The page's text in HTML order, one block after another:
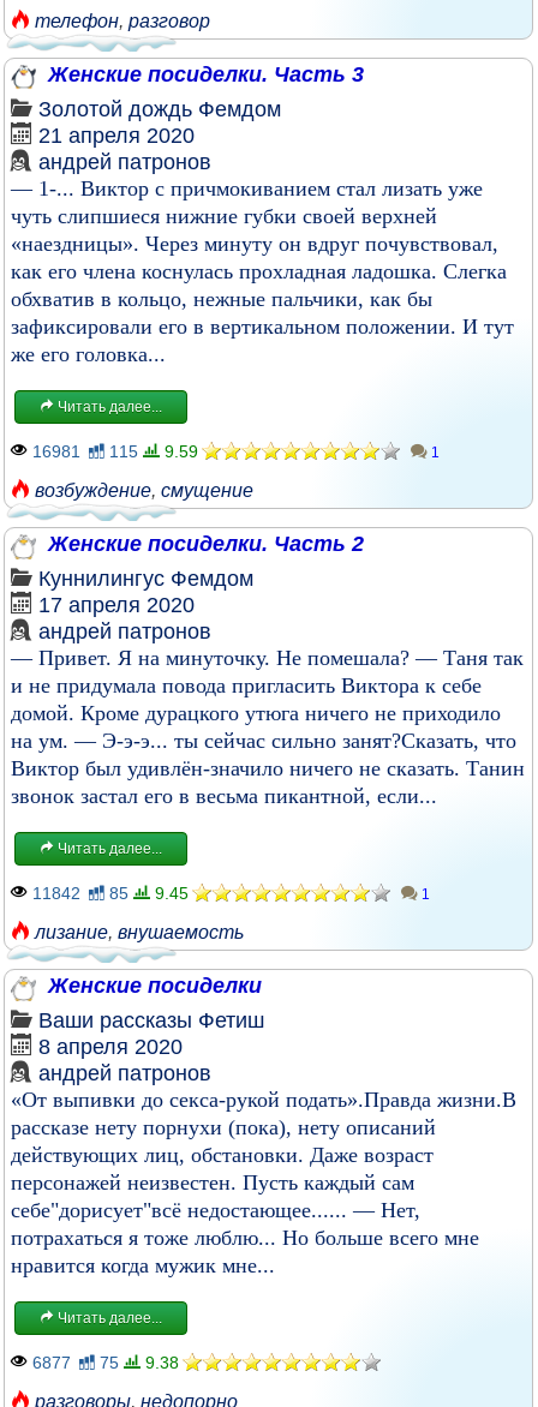
телефон, разговор
Женские посиделки. Часть 3
Золотой дождь Фемдом
21 апреля 2020
андрей патронов
— 1-... Виктор с причмокиванием стал лизать уже
чуть слипшиеся нижние губки своей верхней
«наездницы». Через минуту он вдруг почувствовал,
как его члена коснулась прохладная ладошка. Слегка
обхватив в кольцо, нежные пальчики, как бы
зафиксировали его в вертикальном положении. И тут
же его головка...
Читать далее...
16981 115 9.59 1
возбуждение, смущение
Женские посиделки. Часть 2
Куннилингус Фемдом
17 апреля 2020
андрей патронов
— Привет. Я на минуточку. Не помешала? — Таня так
и не придумала повода пригласить Виктора к себе
домой. Кроме дурацкого утюга ничего не приходило
на ум. — Э-э-э... ты сейчас сильно занят?Сказать, что
Виктор был удивлён-значило ничего не сказать. Танин
звонок застал его в весьма пикантной, если...
Читать далее...
11842 85 9.45 1
лизание, внушаемость
Женские посиделки
Ваши рассказы Фетиш
8 апреля 2020
андрей патронов
«От выпивки до секса-рукой подать».Правда жизни.В
рассказе нету порнухи (пока), нету описаний
действующих лиц, обстановки. Даже возраст
персонажей неизвестен. Пусть каждый сам
себе"дорисует"всё недостающее...... — Нет,
потрахаться я тоже люблю... Но больше всего мне
нравится когда мужик мне...
Читать далее...
6877 75 9.38
разговоры, недопорно